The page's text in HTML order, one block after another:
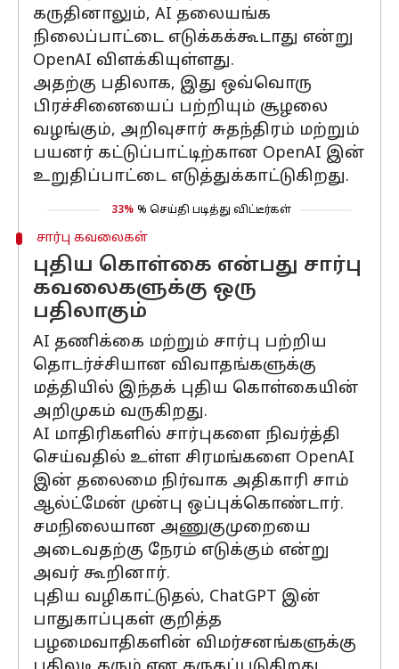
கருதினாலும், AI தலையங்க
நிலைப்பாட்டை எடுக்கக்கூடாது என்று
OpenAI விளக்கியுள்ளது.
அதற்கு பதிலாக, இது ஒவ்வொரு
பிரச்சினையைப் பற்றியும் சூழலை
வழங்கும், அறிவுசார் சுதந்திரம் மற்றும்
பயனர் கட்டுப்பாட்டிற்கான OpenAI இன்
உறுதிப்பாட்டை எடுத்துக்காட்டுகிறது.
33% % செய்தி படித்து விட்டீர்கள்
சார்பு கவலைகள்
புதிய கொள்கை என்பது சார்பு
கவலைகளுக்கு ஒரு
பதிலாகும்
AI தணிக்கை மற்றும் சார்பு பற்றிய
தொடர்ச்சியான விவாதங்களுக்கு
மத்தியில் இந்தக் புதிய கொள்கையின்
அறிமுகம் வருகிறது.
AI மாதிரிகளில் சார்புகளை நிவர்த்தி
செய்வதில் உள்ள சிரமங்களை OpenAI
இன் தலைமை நிர்வாக அதிகாரி சாம்
ஆல்ட்மேன் முன்பு ஒப்புக்கொண்டார்.
சமநிலையான அணுகுமுறையை
அடைவதற்கு நேரம் எடுக்கும் என்று
அவர் கூறினார்.
புதிய வழிகாட்டுதல், ChatGPT இன்
பாதுகாப்புகள் குறித்த
பழமைவாதிகளின் விமர்சனங்களுக்கு